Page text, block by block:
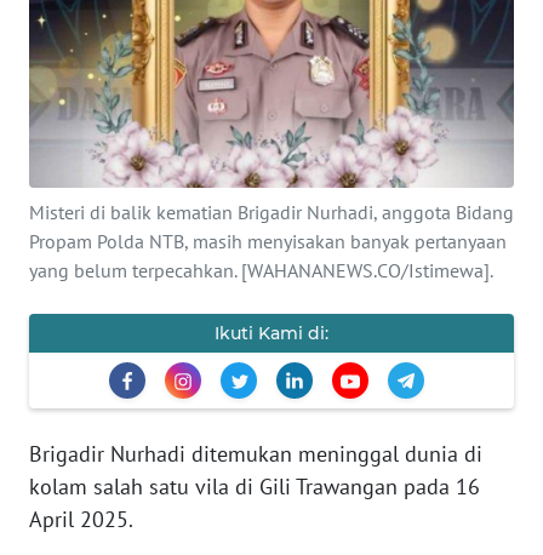
Misteri di balik kematian Brigadir Nurhadi, anggota Bidang
Propam Polda NTB, masih menyisakan banyak pertanyaan
yang belum terpecahkan. [WAHANANEWS.CO/Istimewa].
Ikuti Kami di:
Brigadir Nurhadi ditemukan meninggal dunia di
kolam salah satu vila di Gili Trawangan pada 16
April 2025.
INTERNASIONAL
SERBA-SERBI
PENDIDIKAN
OLAHRAGA
EDITORIAL
INDEKS